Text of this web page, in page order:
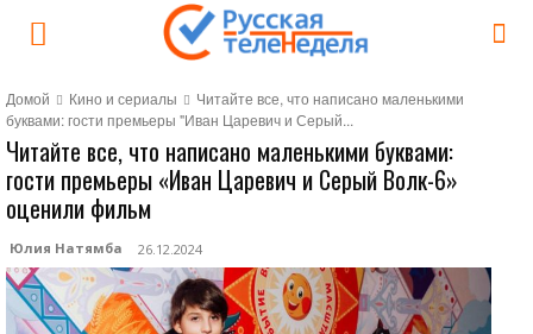
Домой Кино и сериалы
Читайте все, что написано маленькими
буквами: гости премьеры "Иван Царевич и Серый...
Читайте все, что написано маленькими буквами:
гости премьеры «Иван Царевич и Серый Волк-6»
оценили фильм
Юлия Натямба 26.12.2024